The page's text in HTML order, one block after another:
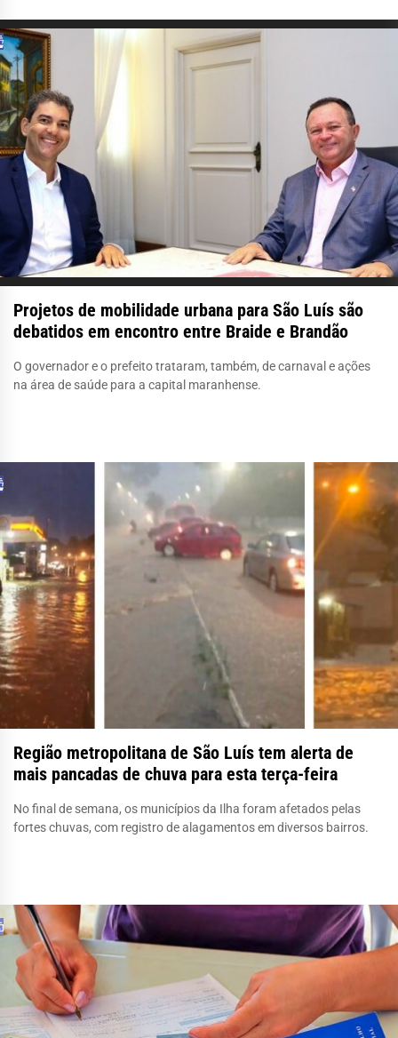
Projetos de mobilidade urbana para São Luís são
debatidos em encontro entre Braide e Brandão
O governador e o prefeito trataram, também, de carnaval e ações
na área de saúde para a capital maranhense.
Região metropolitana de São Luís tem alerta de
mais pancadas de chuva para esta terça-feira
No final de semana, os municípios da Ilha foram afetados pelas
fortes chuvas, com registro de alagamentos em diversos bairros.